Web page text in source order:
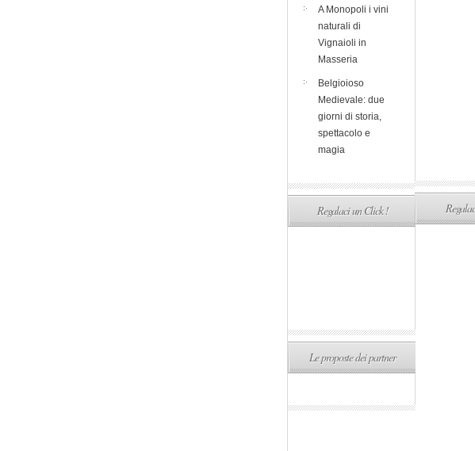
A Monopoli i vini
naturali di
Vignaioli in
Masseria
Belgioioso
Medievale: due
giorni di storia,
spettacolo e
magia
Regalaci un Click !
Le proposte dei partner